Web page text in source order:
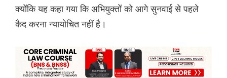
क्योंकि यह कहा गया कि अभियुक्तों को आगे सुनवाई से पहले
कैद करना न्यायोचित नहीं है।